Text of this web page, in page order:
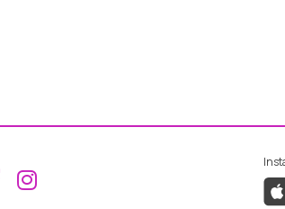
Aceder ao Facebook da
Aceder ao Instagram